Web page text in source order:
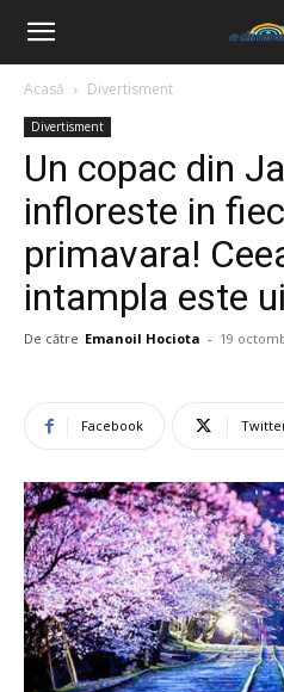
Acasă Divertisment
Divertisment
Un copac din
infloreste in
primavara!
intampla este
De către Emanoil Hociota - 19
Facebook